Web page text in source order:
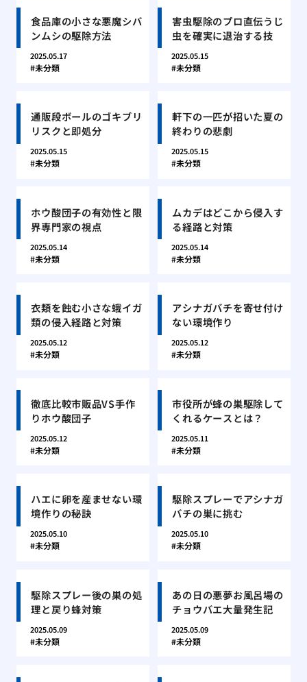
食品庫の小さな悪魔シバ
ンムシの駆除方法
2025.05.17
未分類
害虫駆除のプロ直伝うじ
虫を確実に退治する技
2025.05.15
未分類
通販段ボールのゴキブリ
リスクと即処分
2025.05.15
未分類
軒下の一匹が招いた夏の
終わりの悲劇
2025.05.15
未分類
ホウ酸団子の有効性と限
界専門家の視点
2025.05.14
未分類
ムカデはどこから侵入す
る経路と対策
2025.05.14
未分類
衣類を蝕む小さな蛾イガ
類の侵入経路と対策
2025.05.12
未分類
アシナガバチを寄せ付け
ない環境作り
2025.05.12
未分類
徹底比較市販品VS手作
りホウ酸団子
2025.05.12
未分類
市役所が蜂の巣駆除して
くれるケースとは？
2025.05.11
未分類
ハエに卵を産ませない環
境作りの秘訣
2025.05.10
未分類
駆除スプレーでアシナガ
バチの巣に挑む
2025.05.10
未分類
駆除スプレー後の巣の処
理と戻り蜂対策
2025.05.09
未分類
あの日の悪夢お風呂場の
チョウバエ大量発生記
2025.05.09
未分類